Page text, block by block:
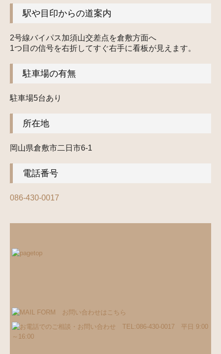
駅や目印からの道案内
2号線バイパス加須山交差点を倉敷方面へ
1つ目の信号を右折してすぐ右手に看板が見えます。
駐車場の有無
駐車場5台あり
所在地
岡山県倉敷市二日市6-1
電話番号
086-430-0017